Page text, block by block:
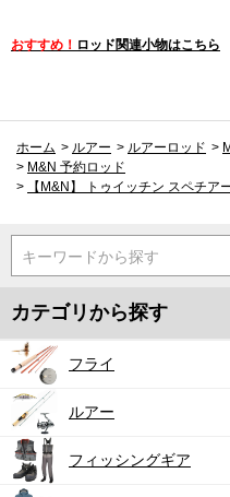
おすすめ！ ロッド関連小物はこちら
ホーム > ルアー > ルアーロッド >
> M&N 予約ロッド
>
【M&N】 トゥイッチン スペチ
キーワードから探す
カテゴリから探す
フライ
ルアー
フィッシングギア